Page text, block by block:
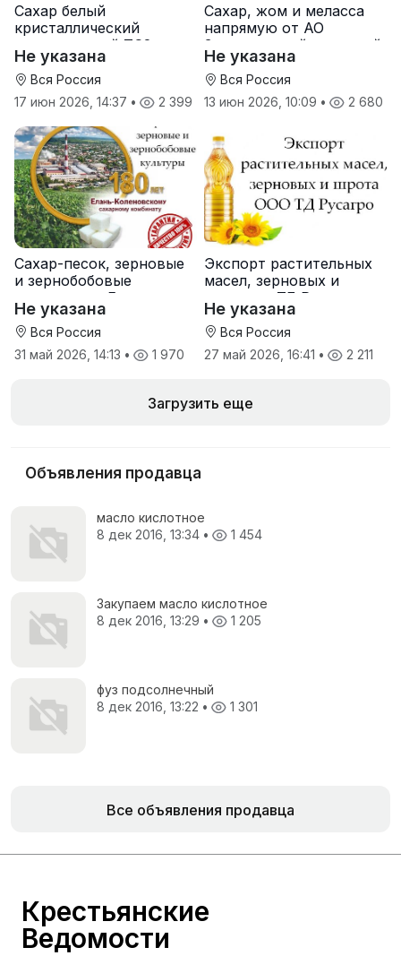
Сахар белый
кристаллический
свекловичный ТС2 от
производителя
Не указана
Вся Россия
17 июн 2026, 14:37 • 2 399
Сахар, жом и меласса
напрямую от АО
Земетчинский сахарный
завод
Не указана
Вся Россия
13 июн 2026, 10:09 • 2 680
Сахар-песок, зерновые
и зернобобовые
культуры от Елань-
Коленовский СЗ
Не указана
Вся Россия
31 май 2026, 14:13 • 1 970
Экспорт растительных
масел, зерновых и
шрота от ТД Русагро
Не указана
Вся Россия
27 май 2026, 16:41 • 2 211
Загрузить еще
Объявления продавца
масло кислотное
8 дек 2016, 13:34 • 1 454
Закупаем масло кислотное
8 дек 2016, 13:29 • 1 205
фуз подсолнечный
8 дек 2016, 13:22 • 1 301
Все объявления продавца
Крестьянские
Ведомости